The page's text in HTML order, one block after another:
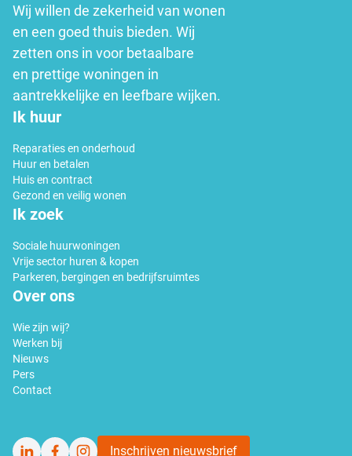
Wij willen de zekerheid van wonen
en een goed thuis bieden. Wij
zetten ons in voor betaalbare
en prettige woningen in
aantrekkelijke en leefbare wijken.
Ik huur
Reparaties en onderhoud
Huur en betalen
Huis en contract
Gezond en veilig wonen
Ik zoek
Sociale huurwoningen
Vrije sector huren & kopen
Parkeren, bergingen en bedrijfsruimtes
Over ons
Wie zijn wij?
Werken bij
Nieuws
Pers
Contact
LinkedInFacebookInstagramInschrijven nieuwsbrief